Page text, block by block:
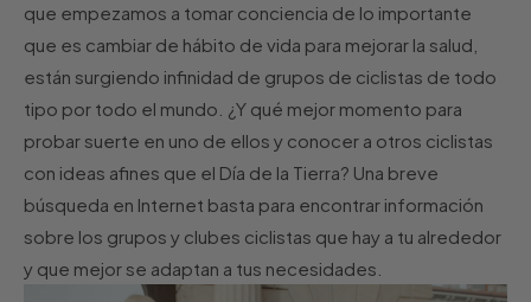
que empezamos a tomar conciencia de lo importante
que es cambiar de hábito de vida para mejorar la salud,
están surgiendo infinidad de grupos de ciclistas de todo
tipo por todo el mundo. ¿Y qué mejor momento para
probar suerte en uno de ellos y conocer a otros ciclistas
con ideas afines que el Día de la Tierra? Una breve
búsqueda en Internet basta para encontrar información
sobre los grupos y clubes ciclistas que hay a tu alrededor
y que mejor se adaptan a tus necesidades.